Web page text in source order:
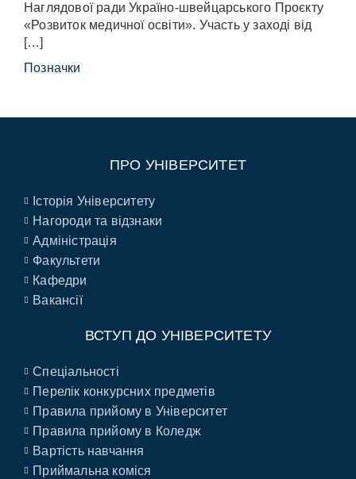
Наглядової ради Україно-швейцарського Проєкту
«Розвиток медичної освіти». Участь у заході від
[…]
Позначки
ПРО УНІВЕРСИТЕТ
Історія Університету
Нагороди та відзнаки
Адміністрація
Факультети
Кафедри
Вакансії
ВСТУП ДО УНІВЕРСИТЕТУ
Спеціальності
Перелік конкурсних предметів
Правила прийому в Університет
Правила прийому в Коледж
Вартість навчання
Приймальна коміся